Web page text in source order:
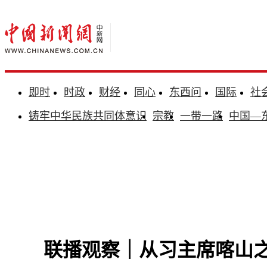
即时 时政 财经 同心 东西问 国际
社
铸牢中华民族共同体意识 宗教 一带一路 中国—
联播观察｜从习主席喀山